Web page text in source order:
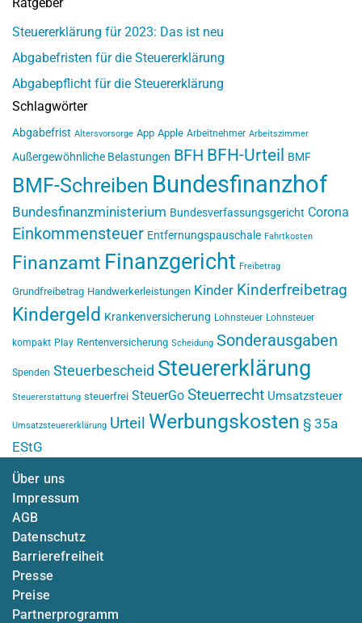
Steuererklärung für 2023: Das ist neu
Abgabefristen für die Steuererklärung
Abgabepflicht für die Steuererklärung
Schlagwörter
Abgabefrist Altersvorsorge App Apple Arbeitnehmer Arbeitszimmer
Außergewöhnliche Belastungen BFH BFH-Urteil BMF
BMF-Schreiben Bundesfinanzhof
Bundesfinanzministerium Bundesverfassungsgericht Corona
Einkommensteuer Entfernungspauschale Fahrtkosten
Finanzamt Finanzgericht Freibetrag
Grundfreibetrag Handwerkerleistungen Kinder Kinderfreibetrag
Kindergeld Krankenversicherung Lohnsteuer Lohnsteuer
kompakt Play Rentenversicherung Scheidung Sonderausgaben
Spenden Steuerbescheid Steuererklärung
Steuererstattung steuerfrei SteuerGo Steuerrecht Umsatzsteuer
Umsatzsteuererklärung Urteil Werbungskosten § 35a
EStG
Über uns
Impressum
AGB
Datenschutz
Barrierefreiheit
Presse
Preise
Partnerprogramm